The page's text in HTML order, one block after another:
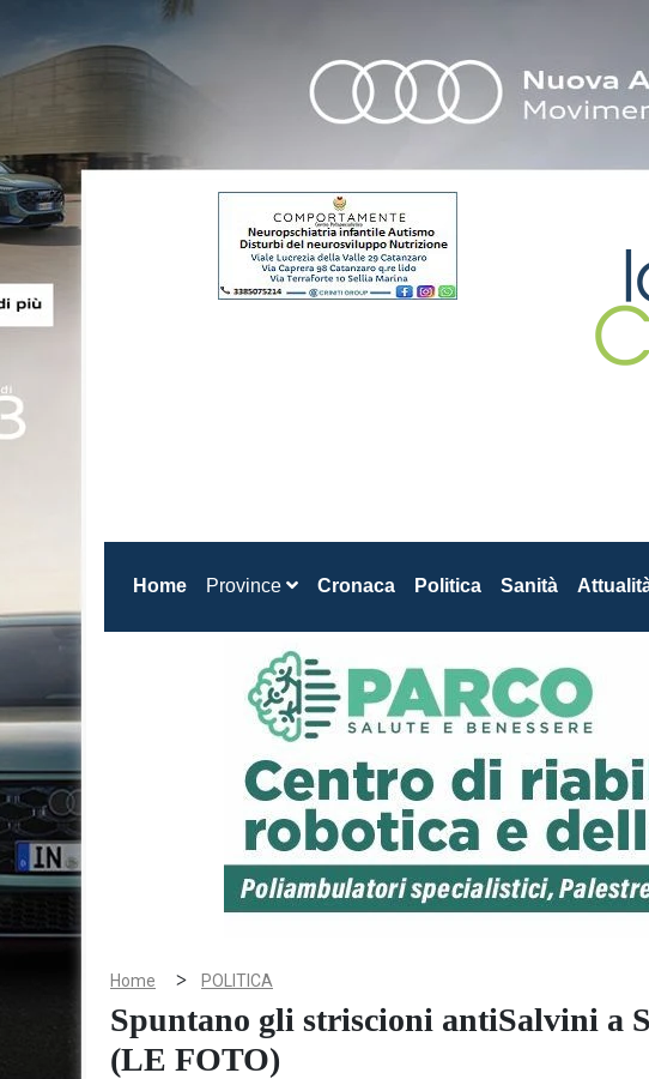
Home(current)
Province Cronaca Politica Sanità
Home > POLITICA
Spuntano gli striscioni antiSalvini a
(LE FOTO)